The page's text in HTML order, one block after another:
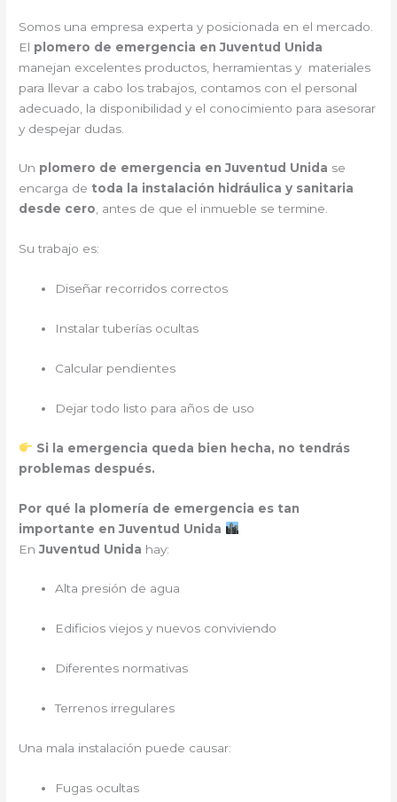
Somos una empresa experta y posicionada en el mercado.
El plomero de emergencia en Juventud Unida
manejan excelentes productos, herramientas y materiales
para llevar a cabo los trabajos, contamos con el personal
adecuado, la disponibilidad y el conocimiento para asesorar
y despejar dudas.
Un plomero de emergencia en Juventud Unida se
encarga de toda la instalación hidráulica y sanitaria
desde cero, antes de que el inmueble se termine.
Su trabajo es:
Diseñar recorridos correctos
Instalar tuberías ocultas
Calcular pendientes
Dejar todo listo para años de uso
Si la emergencia queda bien hecha, no tendrás
problemas después.
Por qué la plomería de emergencia es tan
importante en Juventud Unida
EnJuventud Unida hay:
Alta presión de agua
Edificios viejos y nuevos conviviendo
Diferentes normativas
Terrenos irregulares
Una mala instalación puede causar:
Fugas ocultas